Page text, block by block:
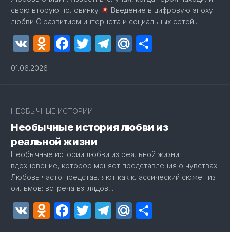
свою вторую половинку
Введение в цифровую эпоху
любви С развитием интернета и социальных сетей...
VK Odnoklassniki
Facebook
Twitter
Telegram
Mail.Ru
01.06.2026
НЕОБЫЧНЫЕ ИСТОРИИ
Необычные история любви из
реальной жизни
Необычные истории любви из реальной жизни:
вдохновение, которое меняет представления о чувствах
Любовь часто представляют как классический сюжет из
фильмов: встреча взглядов,...
VK Odnoklassniki
Facebook
Twitter
Telegram
Mail.Ru